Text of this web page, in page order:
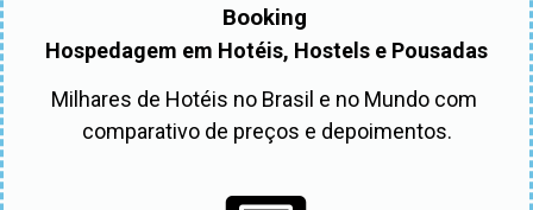
Booking
Hospedagem em Hotéis, Hostels e Pousadas
Milhares de Hotéis no Brasil e no Mundo com
comparativo de preços e depoimentos.